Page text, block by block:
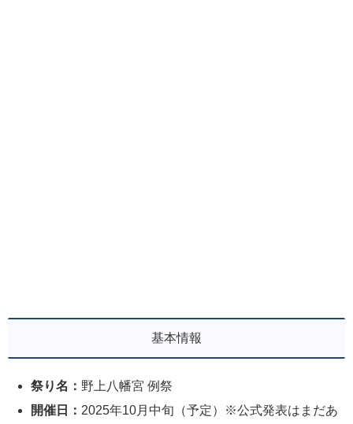
基本情報
祭り名： 野上八幡宮 例祭
開催日： 2025年10月中旬（予定）※公式発表はまだあ